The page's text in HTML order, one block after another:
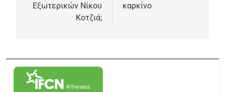
Εξωτερικών Νίκου
Κοτζιά;
καρκίνο